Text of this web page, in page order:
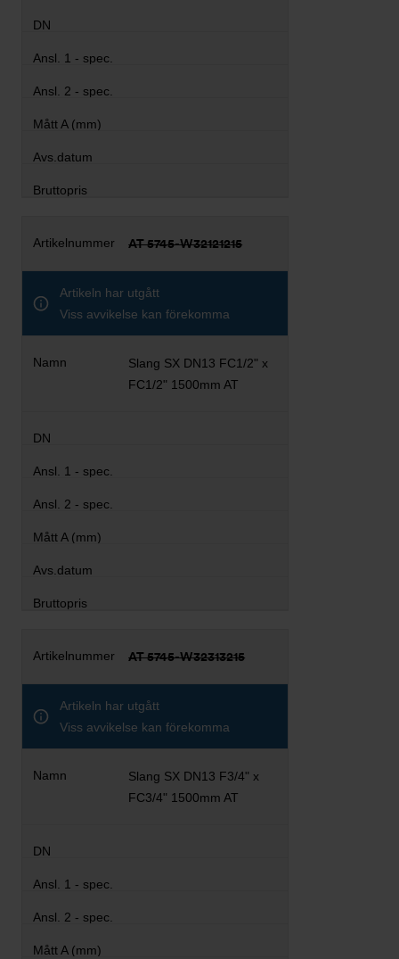
AT 5745-W32121215
Artikeln har utgått
Viss avvikelse kan förekomma
Slang SX DN13 FC1/2" x
FC1/2" 1500mm AT
AT 5745-W32313215
Artikeln har utgått
Viss avvikelse kan förekomma
Slang SX DN13 F3/4" x
FC3/4" 1500mm AT